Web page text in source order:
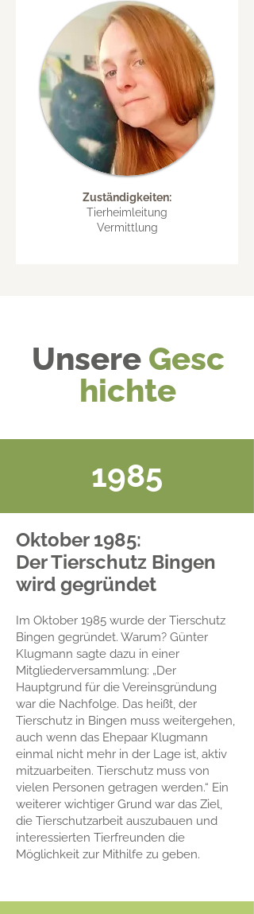
Zuständigkeiten:
Tierheimleitung
Vermittlung
Unsere Gesc
hichte
1985
Oktober 1985:
Der Tierschutz Bingen
wird gegründet
Im Oktober 1985 wurde der Tierschutz
Bingen gegründet. Warum? Günter
Klugmann sagte dazu in einer
Mitgliederversammlung: „Der
Hauptgrund für die Vereinsgründung
war die Nachfolge. Das heißt, der
Tierschutz in Bingen muss weitergehen,
auch wenn das Ehepaar Klugmann
einmal nicht mehr in der Lage ist, aktiv
mitzuarbeiten. Tierschutz muss von
vielen Personen getragen werden.“ Ein
weiterer wichtiger Grund war das Ziel,
die Tierschutzarbeit auszubauen und
interessierten Tierfreunden die
Möglichkeit zur Mithilfe zu geben.